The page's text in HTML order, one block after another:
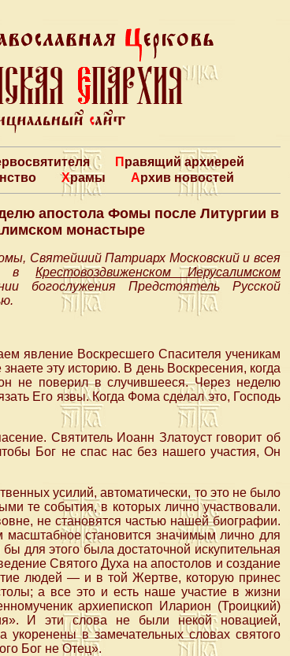
Правящий архиерей
Храмы Архив новостей
апостола Фомы после Литургии в
монастыре
Святейший Патриарх Московский и всея
вКрестовоздвиженском Иерусалимском
богослужения Предстоятель Русской
явление Воскресшего Спасителя ученикам
эту историю. В день Воскресения, когда
не поверил в случившееся. Через неделю
Его язвы. Когда Фома сделал это, Господь
Святитель Иоанн Златоуст говорит об
Бог не спас нас без нашего участия, Он
усилий, автоматически, то это не было
те события, в которых лично участвовали.
не становятся частью нашей биографии.
становится значимым лично для
для этого была достаточной искупительная
Святого Духа на апостолов и создание
людей — и в той Жертве, которую принес
а все это и есть наше участие в жизни
архиепископ Иларион (Троицкий)
И эти слова не были некой новацией,
в замечательных словах святого
Бог не Отец».